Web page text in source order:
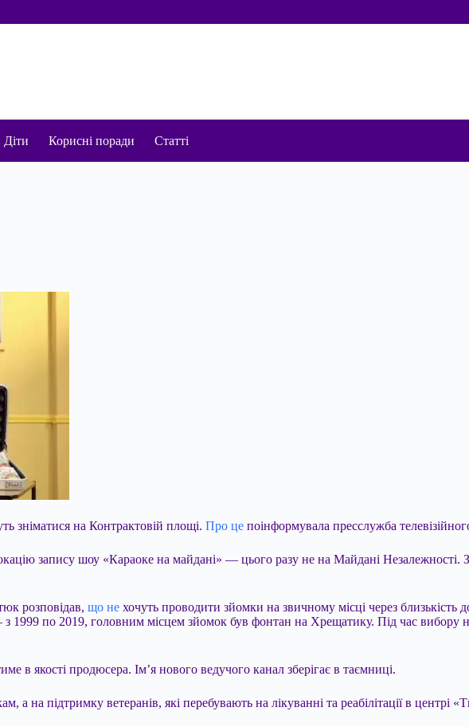
Діти Корисні поради Статті
зніматися на Контрактовій площі. Про це поінформувала пресслужба
запису шоу «Караоке на майдані» — цього разу не на Майдані Незалежності.
розповідав, що не хочуть проводити зйомки на звичному місці через
1999 по 2019, головним місцем зйомок був фонтан на Хрещатику. Під час вибору
в якості продюсера. Ім’я нового ведучого канал зберігає в таємниці.
на підтримку ветеранів, які перебувають на лікуванні та реабілітації в центрі